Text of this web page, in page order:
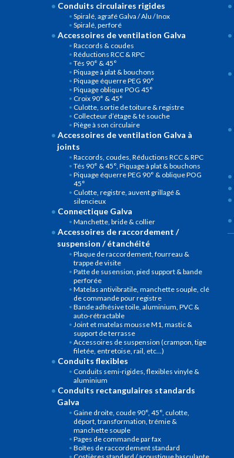
Conduits circulaires rigides
Spiralé, agrafé Galva / Alu / Inox
Spiralé, perforé
Accessoires de ventilation Galva
Raccords & coudes
Réductions RCC & RPC
Tés 90° & 45°
Piquage à plat & bouchons
Piquage équerre PEG 90°
Piquage oblique POG 45°
Croix 90° & 45°
Culotte, sortie de toiture & registre
Collecteur d’étage & té souche
Piège à son circulaire
Accessoires de ventilation Galva à
joints
Raccords, coudes, Réductions RCC & RPC
Tés 90° & 45°, Piquage à plat & bouchons
Piquage équerre PEG 90° & oblique POG
45°
Culotte, registre, auvent grillagé &
silencieux
Connectique Galva
Manchette, bride & collier
Accessoires de raccordement /
suspension / étanchéité
Plaque de raccordement, fourreau &
trappe de visite
Patte de susension, pied support & bande
perforée
Matelas antivibratile, manchette souple, clé
de commande pour registre
Bande adhésive toile, aluminium, PVC &
auto-rétractable
Joint et matelas mousse M1, mastic &
support de terrasse
Accessoires de suspension (crampon, tige
filetée, entretoise, rail, etc...)
Conduits flexibles
Conduits semi-rigides, flexibles vinyle &
aluminium
Conduits rectangulaires standards
Galva
Gaine droite, coude 90°, 45°, culotte,
déport, transformation, trémie &
manchette souple
Pages de commande par fax
Boîtes de raccordement standard